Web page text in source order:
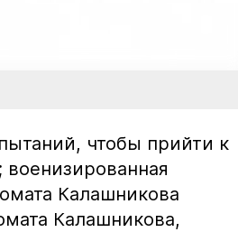
чтобы прийти к
военизированная
Калашникова
Калашникова,